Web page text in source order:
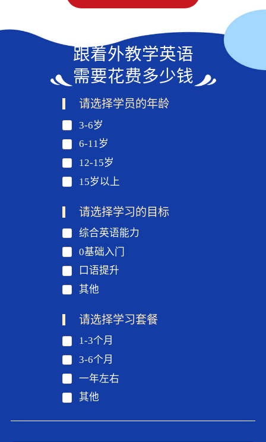
跟着外教学英语
需要花费多少钱
请选择学员的年龄
3-6岁
6-11岁
12-15岁
15岁以上
请选择学习的目标
综合英语能力
0基础入门
口语提升
其他
请选择学习套餐
1-3个月
3-6个月
一年左右
其他